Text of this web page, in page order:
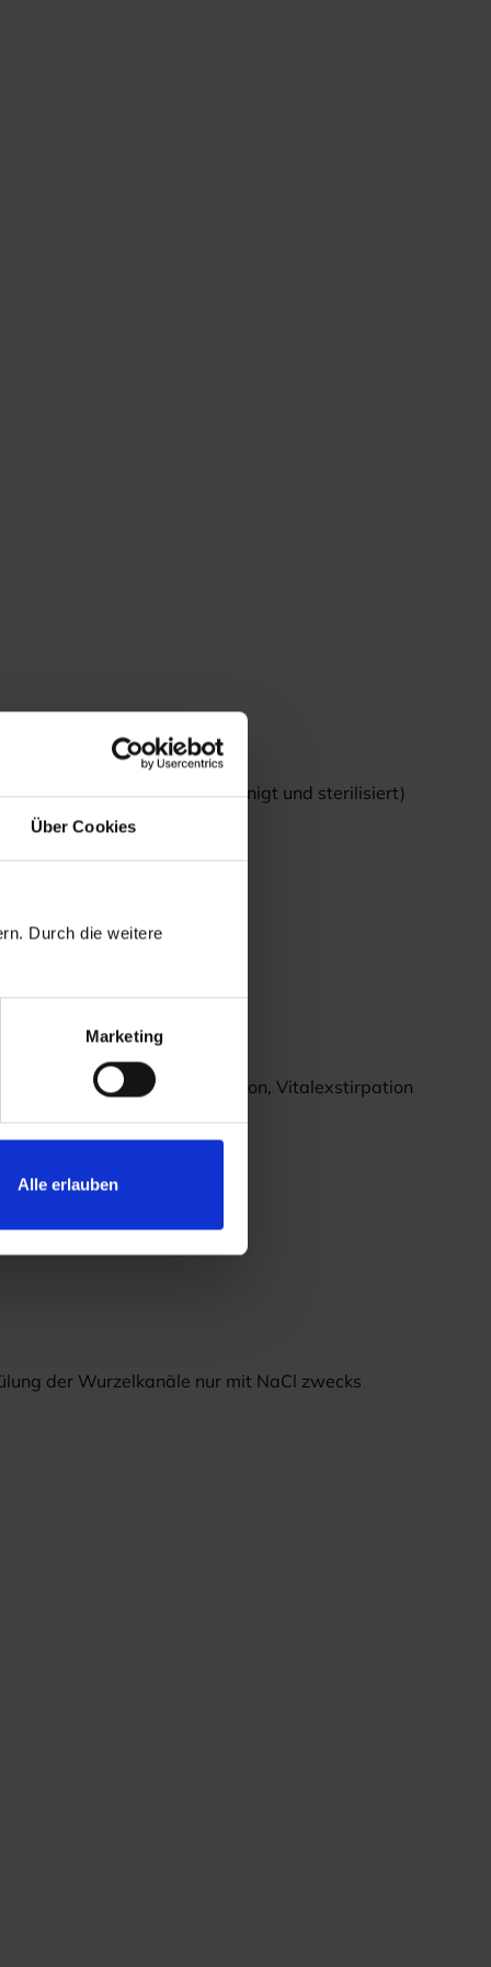
Über Cookies
Durch die weitere
Marketing
Alle erlauben
Bioclear Biofit Matrize (gereinigt und sterilisiert)
Kariesexcavation, Vitalexstirpation
der Wurzelkanäle nur mit NaCl zwecks